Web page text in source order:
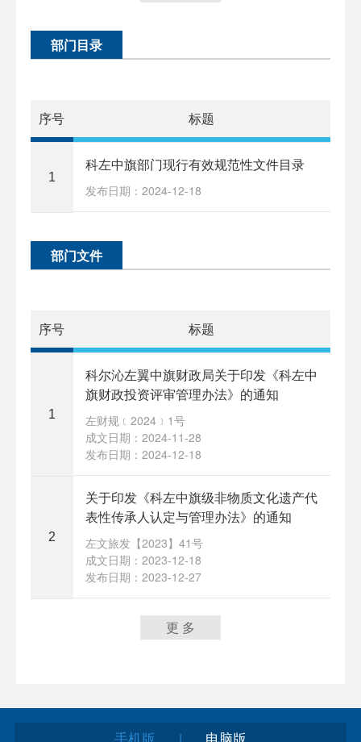
部门目录
序号 标题
1
科左中旗部门现行有效规范性文件目录
发布日期：2024-12-18
部门文件
序号 标题
1
科尔沁左翼中旗财政局关于印发《科左中
旗财政投资评审管理办法》的通知
左财规﹝2024﹞1号
成文日期：2024-11-28
发布日期：2024-12-18
2
关于印发《科左中旗级非物质文化遗产代
表性传承人认定与管理办法》的通知
左文旅发【2023】41号
成文日期：2023-12-18
发布日期：2023-12-27
更 多